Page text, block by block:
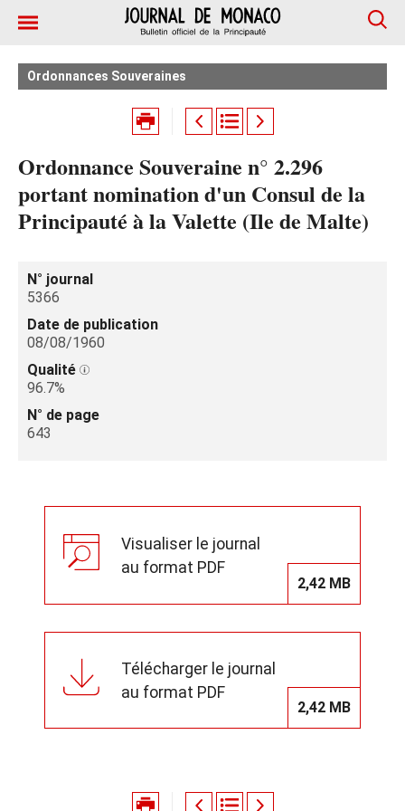
Ordonnances Souveraines
Ordonnance Souveraine n° 2.296
portant nomination d'un Consul de la
Principauté à la Valette (Ile de Malte)
N° journal
5366
Date de publication
08/08/1960
Qualité
96.7%
N° de page
643
Visualiser le journal
au format PDF
2,42 MB
Télécharger le journal
au format PDF
2,42 MB